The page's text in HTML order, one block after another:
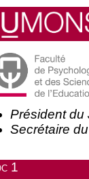
Président du
Secrétaire
1